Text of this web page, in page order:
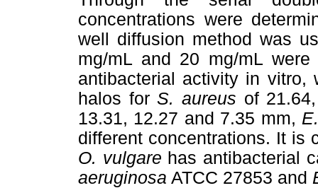
concentrations were
well diffusion method was
mg/mL and 20 mg/mL
antibacterial activity in vitro,
halos forS. aureus of
13.31, 12.27 and 7.35 mm,
different concentrations. It is
O. vulgare has antibacterial
aeruginosa ATCC 27853 and